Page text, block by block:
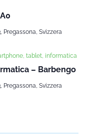
Pregassona, Svizzera
– Barbengo
tablet, informatica
Pregassona, Svizzera